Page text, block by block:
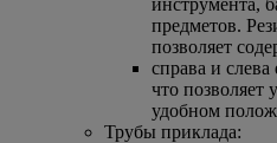
предметов.
позволяет
справа и слева
что позволяет
удобном
Трубы приклада: